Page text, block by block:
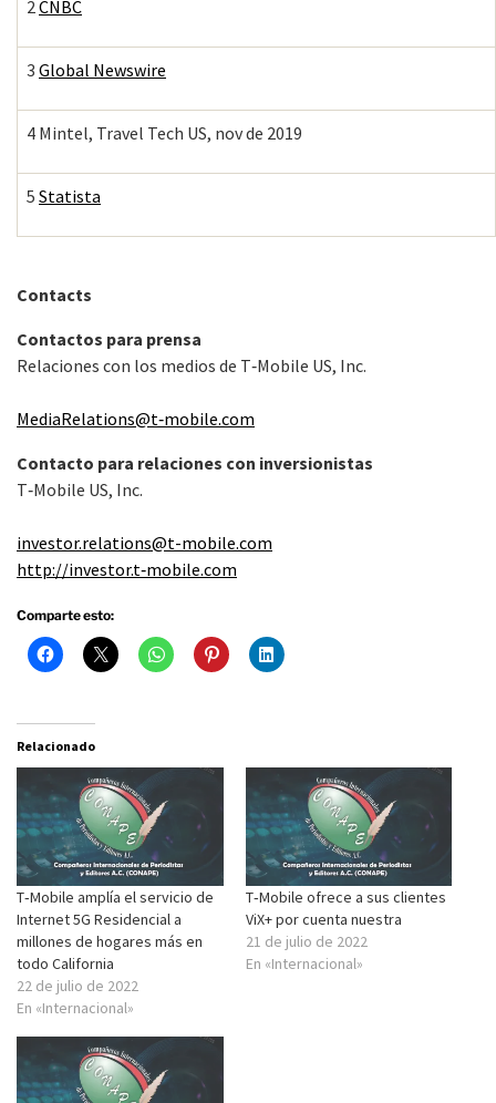
2CNBC
3 Global Newswire
4 Mintel, Travel Tech US, nov de 2019
5 Statista
Contacts
Contactos para prensa
Relaciones con los medios de T‑Mobile US, Inc.
MediaRelations@t‑mobile.com
Contacto para relaciones con inversionistas
T‑Mobile US, Inc.
investor.relations@t-mobile.com
http://investor.t‑mobile.com
Comparte esto:
Relacionado
T‑Mobile amplía el servicio de
Internet 5G Residencial a
millones de hogares más en
todo California
22 de julio de 2022
En «Internacional»
T‑Mobile ofrece a sus clientes
ViX+ por cuenta nuestra
21 de julio de 2022
En «Internacional»